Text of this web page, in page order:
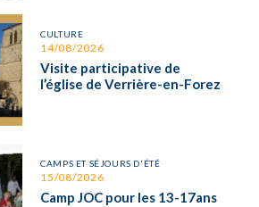
CULTURE
14/08/2026
Visite participative de
l’église de Verrière-en-Forez
CAMPS ET SÉJOURS D'ÉTÉ
15/08/2026
Camp JOC pour les 13-17ans